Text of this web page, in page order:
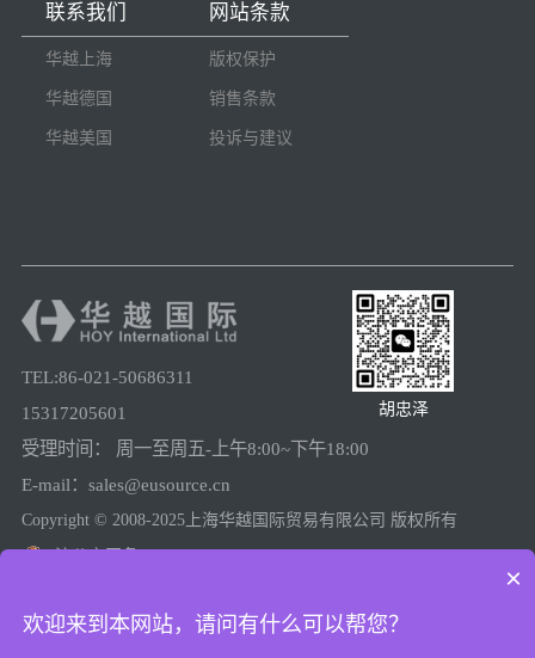
联系我们
华越上海
华越德国
华越美国
网站条款
版权保护
销售条款
投诉与建议
TEL:86-021-50686311
15317205601
受理时间： 周一至周五-上午8:00~下午18:00
E-mail：sales@eusource.cn
胡忠泽
Copyright © 2008-2025上海华越国际贸易有限公司 版权所有
×
欢迎来到本网站，请问有什么可以帮您？